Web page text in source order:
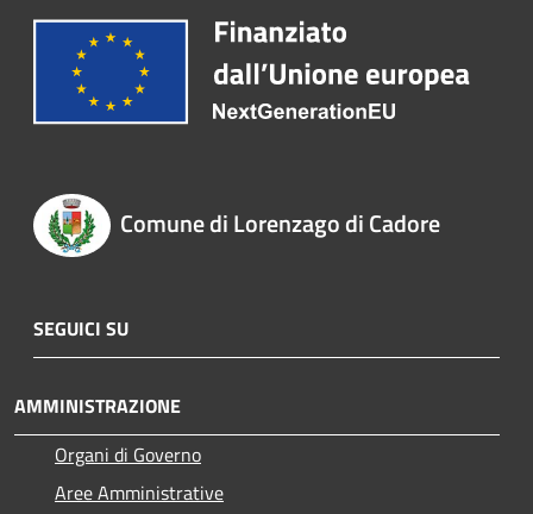
Comune di Lorenzago di Cadore
SEGUICI SU
AMMINISTRAZIONE
Organi di Governo
Aree Amministrative